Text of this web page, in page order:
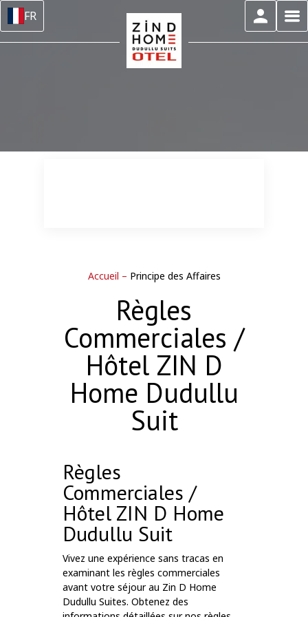
FR
Accueil – Principe des Affaires
Règles
Commerciales /
Hôtel ZIN D
Home Dudullu
Suit
Règles
Commerciales /
Hôtel ZIN D Home
Dudullu Suit
Vivez une expérience sans tracas en
examinant les règles commerciales
avant votre séjour au Zin D Home
Dudullu Suites. Obtenez des